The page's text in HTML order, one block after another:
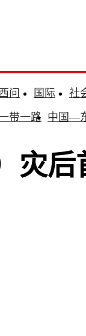
问 国际
社
带一路 中国—
灾